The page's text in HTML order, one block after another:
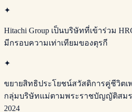
✦
Hitachi Group เป็นบริษัทที่เข้าร่วม
มีกรอบความเท่าเทียมของตุรกี
✦
ขยายสิทธิประโยชน์สวัสดิการคู่ชีวิตเ
กลุ่มบริษัทแม่ตามพระราชบัญญัติสมร
2024